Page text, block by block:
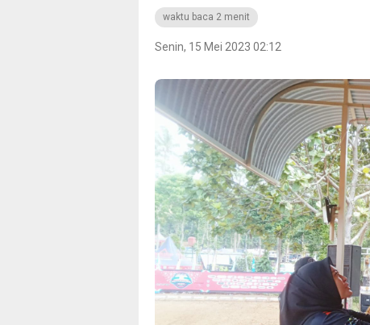
waktu baca 2 menit
Senin, 15 Mei 2023 02:12